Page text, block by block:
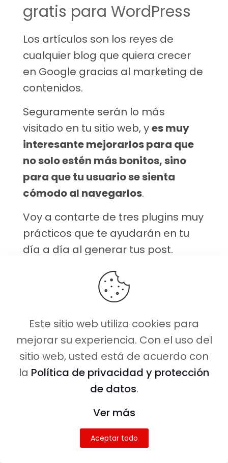
gratis para WordPress
Los artículos son los reyes de
cualquier blog que quiera crecer
en Google gracias al marketing de
contenidos.
Seguramente serán lo más
visitado en tu sitio web, yes muy
interesante mejorarlos para que
no solo estén más bonitos, sino
para que tu usuario se sienta
cómodo al navegarlos.
Voy a contarte de tres plugins muy
prácticos que te ayudarán en tu
día a día al generar tus post.
TinyMCE Advanced
Con este plugin muy sencillo
por defecto el editor de
WordPress.
Muchas veces este último se
queda muy corto para lo que
por no lograr el resultado
Este sitio web utiliza cookies para
mejorar su experiencia. Con el uso del
sitio web, usted está de acuerdo con
la Política de privacidad y protección
de datos.
Ver más
Aceptar todo